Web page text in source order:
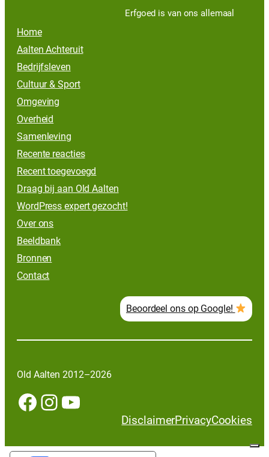
Erfgoed is van ons allemaal
Home
Aalten Achteruit
Bedrijfsleven
Cultuur & Sport
Omgeving
Overheid
Samenleving
Recente reacties
Recent toegevoegd
Draag bij aan Old Aalten
WordPress expert gezocht!
Over ons
Beeldbank
Bronnen
Contact
Beoordeel ons op Google!
Old Aalten 2012–2026
Facebook InstagramYouTube
DisclaimerPrivacyCookies